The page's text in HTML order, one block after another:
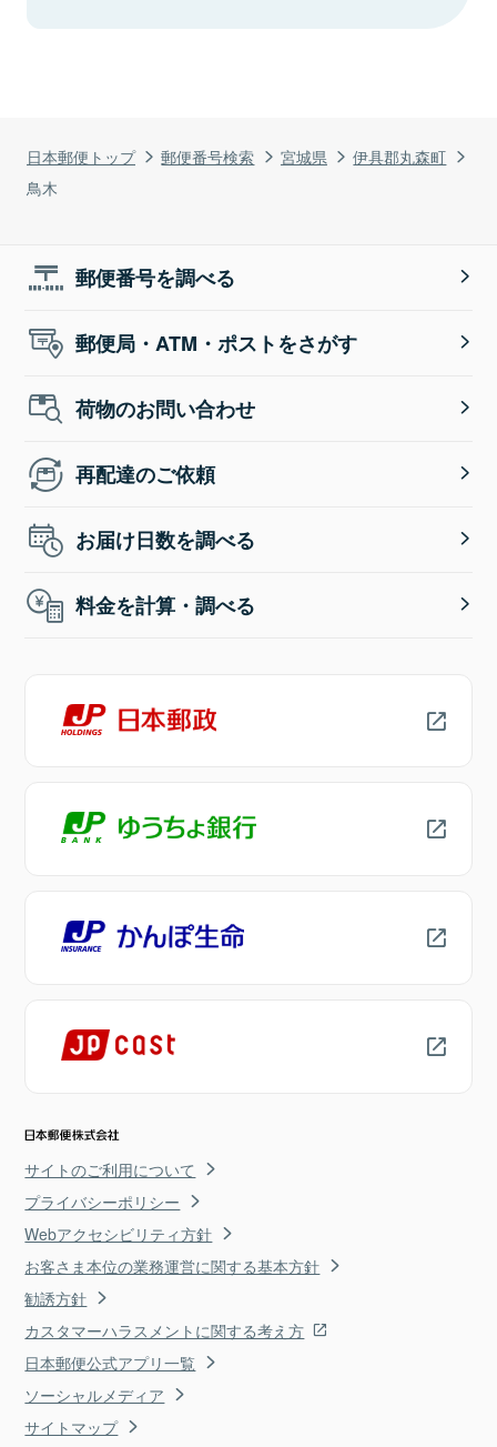
日本郵便トップ 郵便番号検索 宮城県
伊具郡丸森町
鳥木
郵便番号を調べる
郵便局・ATM・ポストをさがす
荷物のお問い合わせ
再配達のご依頼
お届け日数を調べる
料金を計算・調べる
サイトのご利用について
プライバシーポリシー
Webアクセシビリティ方針
お客さま本位の業務運営に関する基本方針
勧誘方針
カスタマーハラスメントに関する考え方
日本郵便公式アプリ一覧
ソーシャルメディア
サイトマップ